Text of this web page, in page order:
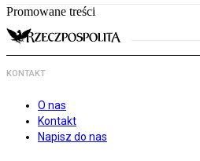
Promowane treści
KONTAKT
O nas
Kontakt
Napisz do nas